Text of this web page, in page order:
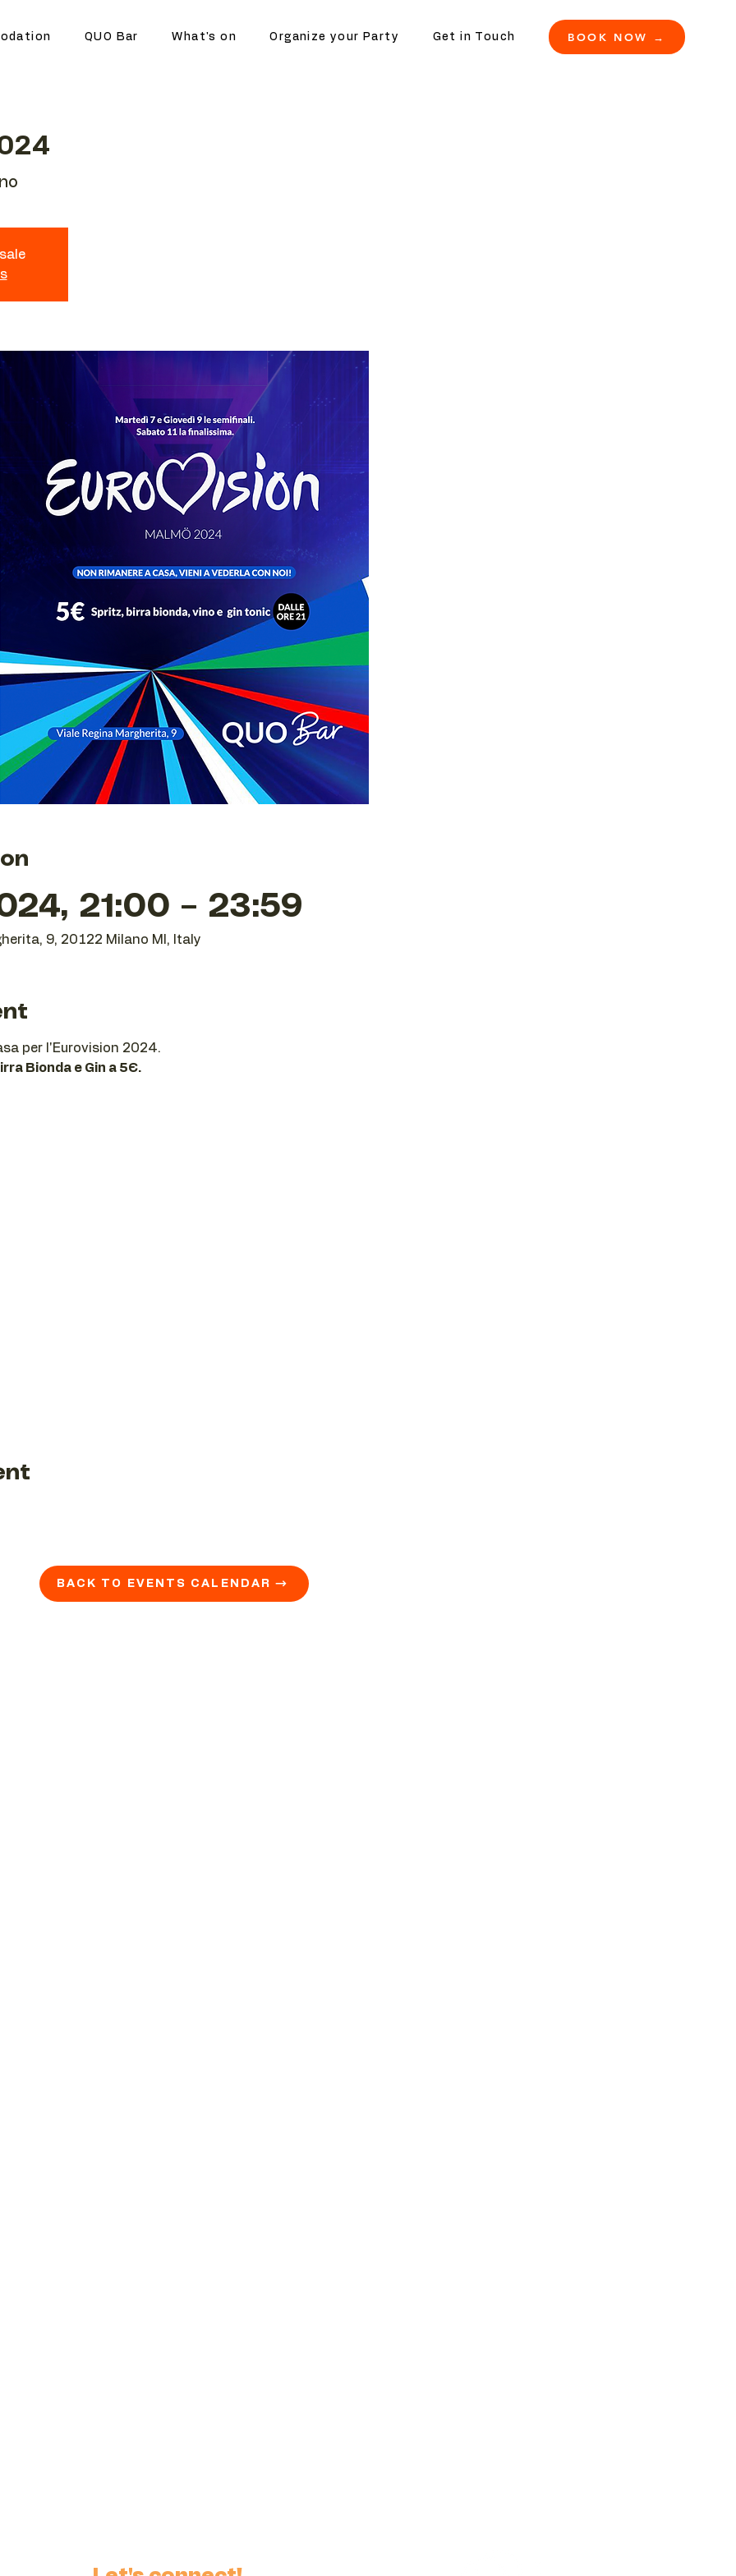
QUO Bar What's on Organize your Party Get in Touch BOOK NOW →
21:00 – 23:59
9, 20122 Milano MI, Italy
per l'Eurovision 2024.
Bionda e Gin a 5Є.
BACK TO EVENTS CALENDAR →